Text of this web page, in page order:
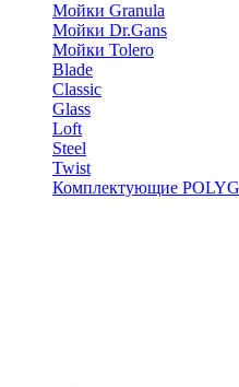
Мойки Granula
Мойки Dr.Gans
Мойки Tolero
Blade
Classic
Glass
Loft
Steel
Twist
Комплектующие